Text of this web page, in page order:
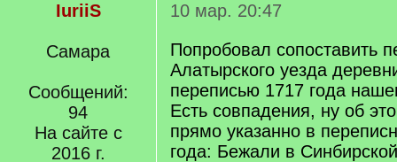
IuriiS
Самара
Сообщений:
94
На сайте с
2016 г.
10 мар. 20:47
Попробовал сопоставить
Алатырского уезда
переписью 1717 года
Есть совпадения, ну об
прямо указанно в
года: Бежали в